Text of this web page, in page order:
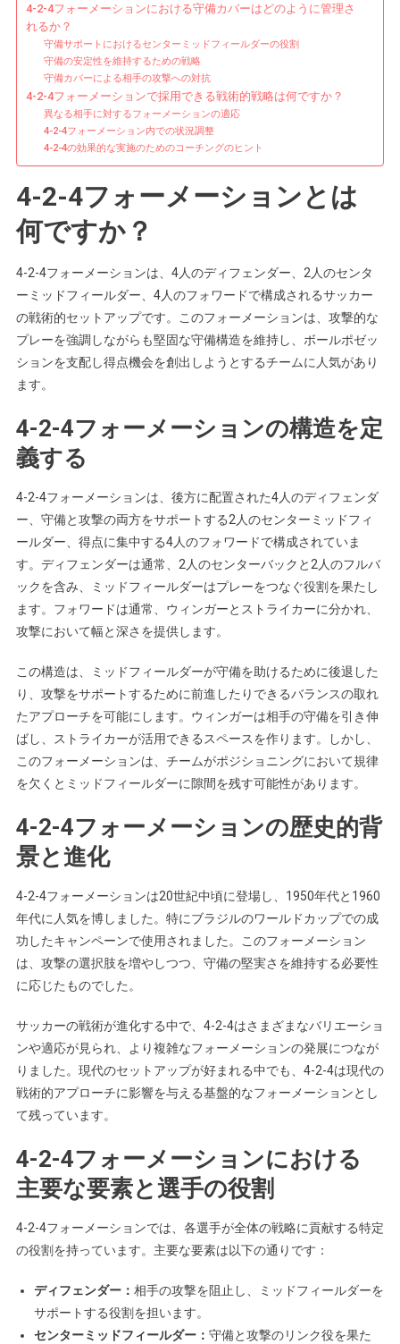
4-2-4フォーメーションにおける守備カバーはどのように管理さ
れるか？
守備サポートにおけるセンターミッドフィールダーの役割
守備の安定性を維持するための戦略
守備カバーによる相手の攻撃への対抗
4-2-4フォーメーションで採用できる戦術的戦略は何ですか？
異なる相手に対するフォーメーションの適応
4-2-4フォーメーション内での状況調整
4-2-4の効果的な実施のためのコーチングのヒント
4-2-4フォーメーションとは
何ですか？
4-2-4フォーメーションは、4人のディフェンダー、2人のセンタ
ーミッドフィールダー、4人のフォワードで構成されるサッカー
の戦術的セットアップです。このフォーメーションは、攻撃的な
プレーを強調しながらも堅固な守備構造を維持し、ボールポゼッ
ションを支配し得点機会を創出しようとするチームに人気があり
ます。
4-2-4フォーメーションの構造を定
義する
4-2-4フォーメーションは、後方に配置された4人のディフェンダ
ー、守備と攻撃の両方をサポートする2人のセンターミッドフィ
ールダー、得点に集中する4人のフォワードで構成されていま
す。ディフェンダーは通常、2人のセンターバックと2人のフルバ
ックを含み、ミッドフィールダーはプレーをつなぐ役割を果たし
ます。フォワードは通常、ウィンガーとストライカーに分かれ、
攻撃において幅と深さを提供します。
この構造は、ミッドフィールダーが守備を助けるために後退した
り、攻撃をサポートするために前進したりできるバランスの取れ
たアプローチを可能にします。ウィンガーは相手の守備を引き伸
ばし、ストライカーが活用できるスペースを作ります。しかし、
このフォーメーションは、チームがポジショニングにおいて規律
を欠くとミッドフィールダーに隙間を残す可能性があります。
4-2-4フォーメーションの歴史的背
景と進化
4-2-4フォーメーションは20世紀中頃に登場し、1950年代と1960
年代に人気を博しました。特にブラジルのワールドカップでの成
功したキャンペーンで使用されました。このフォーメーション
は、攻撃の選択肢を増やしつつ、守備の堅実さを維持する必要性
に応じたものでした。
サッカーの戦術が進化する中で、4-2-4はさまざまなバリエーショ
ンや適応が見られ、より複雑なフォーメーションの発展につなが
りました。現代のセットアップが好まれる中でも、4-2-4は現代の
戦術的アプローチに影響を与える基盤的なフォーメーションとし
て残っています。
4-2-4フォーメーションにおける
主要な要素と選手の役割
4-2-4フォーメーションでは、各選手が全体の戦略に貢献する特定
の役割を持っています。主要な要素は以下の通りです：
ディフェンダー： 相手の攻撃を阻止し、ミッドフィールダーを
サポートする役割を担います。
センターミッドフィールダー： 守備と攻撃のリンク役を果た